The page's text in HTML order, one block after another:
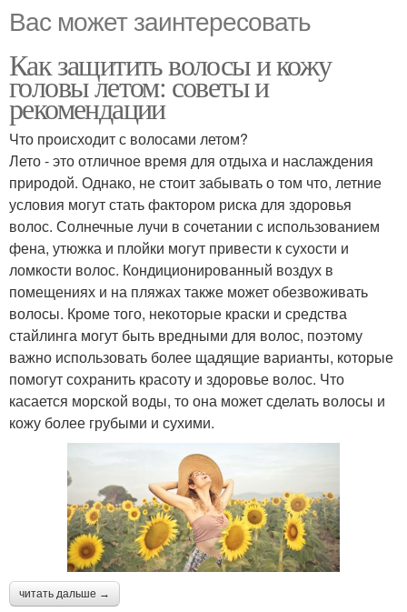
Вас может заинтересовать
Как защитить волосы и кожу
головы летом: советы и
рекомендации
Что происходит с волосами летом?
Лето - это отличное время для отдыха и наслаждения
природой. Однако, не стоит забывать о том что, летние
условия могут стать фактором риска для здоровья
волос. Солнечные лучи в сочетании с использованием
фена, утюжка и плойки могут привести к сухости и
ломкости волос. Кондиционированный воздух в
помещениях и на пляжах также может обезвоживать
волосы. Кроме того, некоторые краски и средства
стайлинга могут быть вредными для волос, поэтому
важно использовать более щадящие варианты, которые
помогут сохранить красоту и здоровье волос. Что
касается морской воды, то она может сделать волосы и
кожу более грубыми и сухими.
читать дальше →